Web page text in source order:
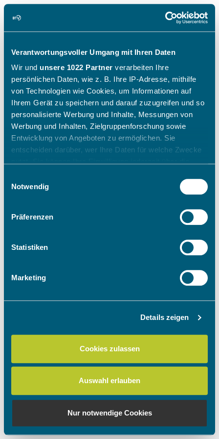
Verantwortungsvoller Umgang mit Ihren Daten
Wir und unsere 1022 Partner verarbeiten Ihre
persönlichen Daten, wie z. B. Ihre IP-Adresse, mithilfe
von Technologien wie Cookies, um Informationen auf
Ihrem Gerät zu speichern und darauf zuzugreifen und so
personalisierte Werbung und Inhalte, Messungen von
Werbung und Inhalten, Zielgruppenforschung sowie
Entwicklung von Angeboten zu ermöglichen. Sie
entscheiden darüber, wer Ihre Daten für welche Zwecke
Trigger Symbol ändern oder widerrufen
Informationen über Ihre geografische Lage
können
bestimmten Merkmalen (Fingerprinting) identifizieren
Erfahren Sie mehr darüber, wie Ihre persönlichen Daten
zu können und die Zugriffe auf unsere Website zu
analysieren. Außerdem geben wir Informationen zu Ihrer
Verwendung unserer Website an unsere Partner für
Partner führen diese Informationen möglicherweise mit
weiteren Daten zusammen, die Sie ihnen bereitgestellt
haben oder die sie im Rahmen Ihrer Nutzung der Dienste
gesammelt haben.
Notwendig
Präferenzen
Statistiken
Marketing
Details zeigen
Cookies zulassen
Auswahl erlauben
Nur notwendige Cookies